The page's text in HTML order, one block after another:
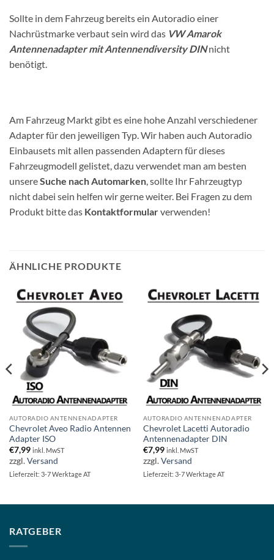
Sollte in dem Fahrzeug bereits ein Autoradio einer
Nachrüstmarke verbaut sein wird das VW Amarok
Antennenadapter mit Antennendiversity DINnicht
benötigt.
Am Fahrzeug Markt gibt es eine hohe Anzahl verschiedener
Adapter für den jeweiligen Typ. Wir haben auch Autoradio
Einbausets mit allen passenden Adaptern für dieses
Fahrzeugmodell gelistet, dazu verwendet man am besten
unsereSuche nach Automarken, sollte Ihr Fahrzeugtyp
nicht dabei sein helfen wir gerne weiter. Bei Fragen zu dem
Produkt bitte das Kontaktformularverwenden!
ÄHNLICHE PRODUKTE
AUTORADIO ANTENNENADAPTER
Chevrolet Aveo Radio Antennen
Adapter ISO
€7,99 inkl. MwST
zzgl.Versand
Lieferzeit: 3-7 Werktage AT
AUTORADIO ANTENNENADAPTER
Chevrolet Lacetti Autoradio
Antennenadapter DIN
€7,99 inkl. MwST
zzgl.Versand
Lieferzeit: 3-7 Werktage AT
RATGEBER